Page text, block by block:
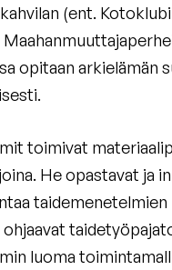
(ent. Kotoklubi
opitaan arkielämän
toimivat
He opastavat ja
ohjaavat
luoma